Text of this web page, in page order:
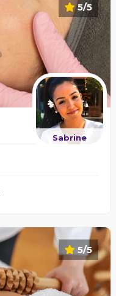
5/5
Sabrine
5/5